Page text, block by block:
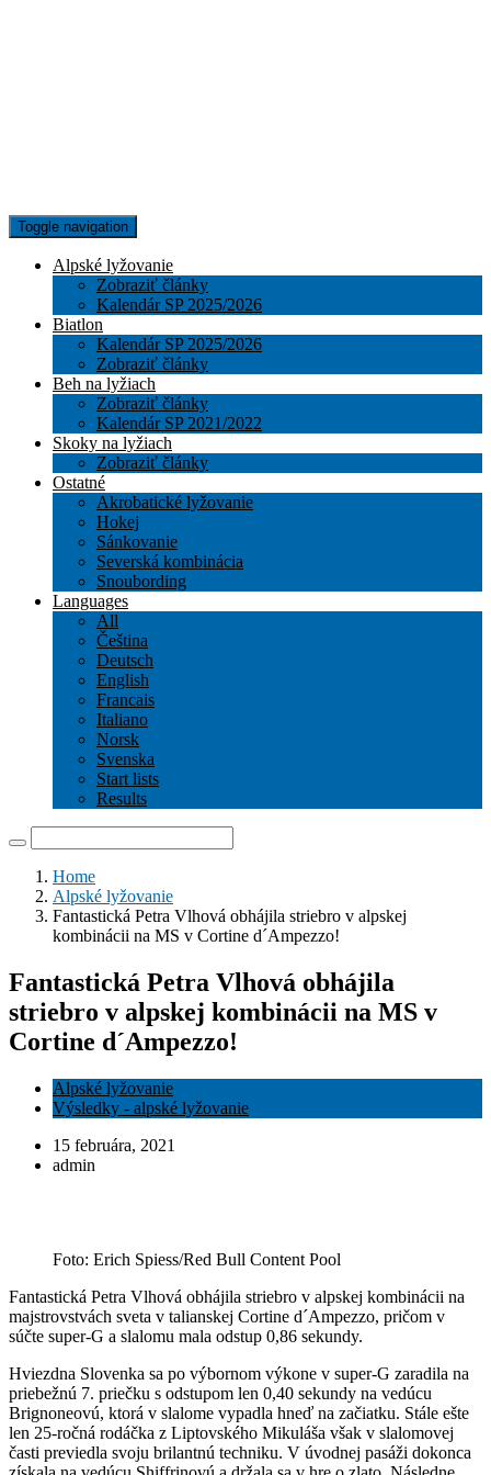
Toggle navigation
Alpské lyžovanie
Zobraziť články
Kalendár SP 2025/2026
Biatlon
Kalendár SP 2025/2026
Zobraziť články
Beh na lyžiach
Zobraziť články
Kalendár SP 2021/2022
Skoky na lyžiach
Zobraziť články
Ostatné
Akrobatické lyžovanie
Hokej
Sánkovanie
Severská kombinácia
Snoubording
Languages
All
Čeština
Deutsch
English
Francais
Italiano
Norsk
Svenska
Start lists
Results
Home
Alpské lyžovanie
Fantastická Petra Vlhová obhájila striebro v alpskej
kombinácii na MS v Cortine d´Ampezzo!
Fantastická Petra Vlhová obhájila
striebro v alpskej kombinácii na MS v
Cortine d´Ampezzo!
Alpské lyžovanie
Výsledky - alpské lyžovanie
15 februára, 2021
admin
Foto: Erich Spiess/Red Bull Content Pool
Fantastická Petra Vlhová obhájila striebro v alpskej kombinácii na
majstrovstvách sveta v talianskej Cortine d´Ampezzo, pričom v
súčte super-G a slalomu mala odstup 0,86 sekundy.
Hviezdna Slovenka sa po výbornom výkone v super-G zaradila na
priebežnú 7. priečku s odstupom len 0,40 sekundy na vedúcu
Brignoneovú, ktorá v slalome vypadla hneď na začiatku. Stále ešte
len 25-ročná rodáčka z Liptovského Mikuláša však v slalomovej
časti previedla svoju brilantnú techniku. V úvodnej pasáži dokonca